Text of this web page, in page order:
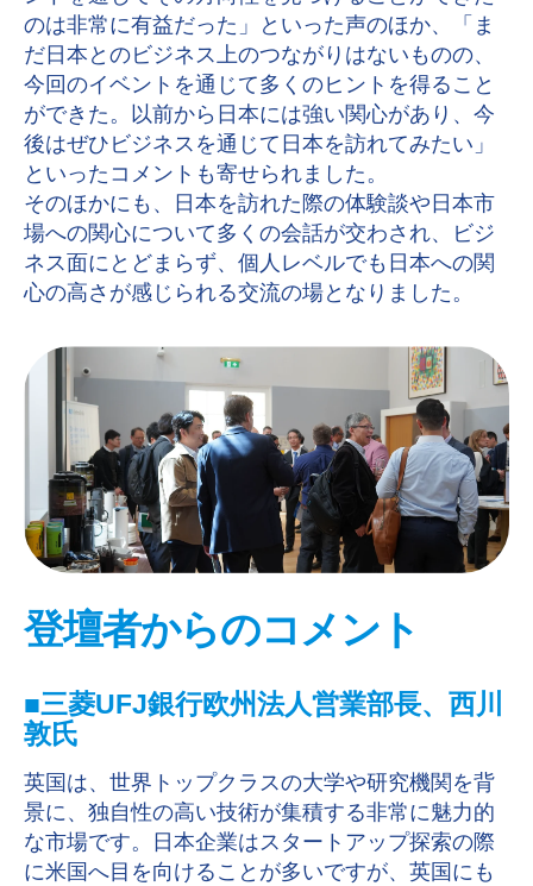
のは非常に有益だった」といった声のほか、「ま
だ日本とのビジネス上のつながりはないものの、
今回のイベントを通じて多くのヒントを得ること
ができた。以前から日本には強い関心があり、今
後はぜひビジネスを通じて日本を訪れてみたい」
といったコメントも寄せられました。
そのほかにも、日本を訪れた際の体験談や日本市
場への関心について多くの会話が交わされ、ビジ
ネス面にとどまらず、個人レベルでも日本への関
心の高さが感じられる交流の場となりました。
登壇者からのコメント
■三菱UFJ銀行欧州法人営業部長、西川
敦氏
英国は、世界トップクラスの大学や研究機関を背
景に、独自性の高い技術が集積する非常に魅力的
な市場です。日本企業はスタートアップ探索の際
に米国へ目を向けることが多いですが、英国にも